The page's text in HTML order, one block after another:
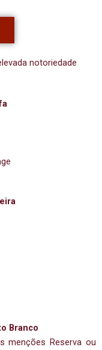
notoriedade
Branco
menções Reserva ou